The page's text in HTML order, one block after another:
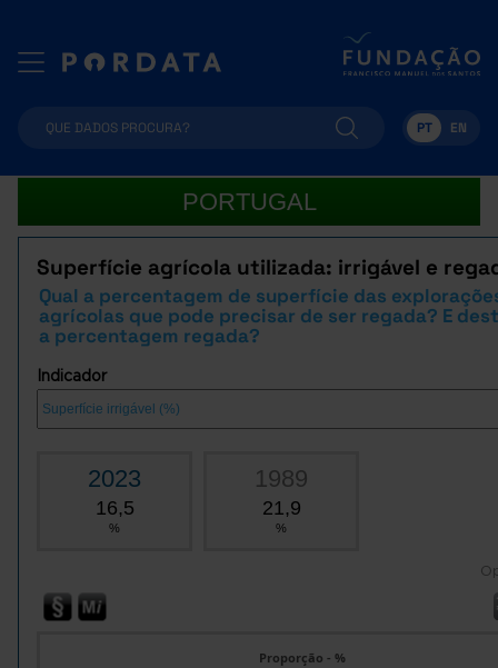
PT EN
PORTUGAL
Superfície agrícola utilizada: irrigável e
Qual a percentagem de superfície das
agrícolas que pode precisar de ser regada? E
a percentagem regada?
Indicador
2023
16,5
%
1989
21,9
%
Proporção - %